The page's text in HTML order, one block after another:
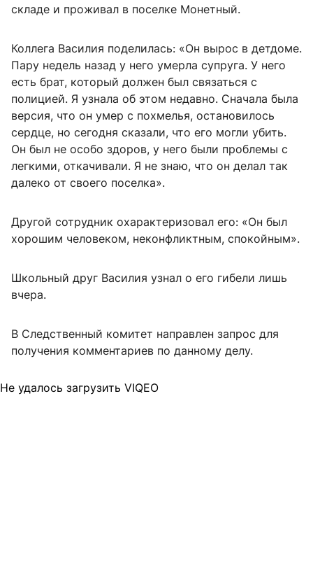
складе и проживал в поселке Монетный.
Коллега Василия поделилась: «Он вырос в детдоме.
Пару недель назад у него умерла супруга. У него
есть брат, который должен был связаться с
полицией. Я узнала об этом недавно. Сначала была
версия, что он умер с похмелья, остановилось
сердце, но сегодня сказали, что его могли убить.
Он был не особо здоров, у него были проблемы с
легкими, откачивали. Я не знаю, что он делал так
далеко от своего поселка».
Другой сотрудник охарактеризовал его: «Он был
хорошим человеком, неконфликтным, спокойным».
Школьный друг Василия узнал о его гибели лишь
вчера.
В Следственный комитет направлен запрос для
получения комментариев по данному делу.
Не удалось загрузить VIQEO